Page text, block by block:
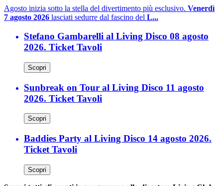
Agosto inizia sotto la stella del divertimento più esclusivo. Venerdì
7 agosto 2026 lasciati sedurre dal fascino del L...
Stefano Gambarelli al Living Disco 08 agosto
2026. Ticket Tavoli
Scopri
Sunbreak on Tour al Living Disco 11 agosto
2026. Ticket Tavoli
Scopri
Baddies Party al Living Disco 14 agosto 2026.
Ticket Tavoli
Scopri